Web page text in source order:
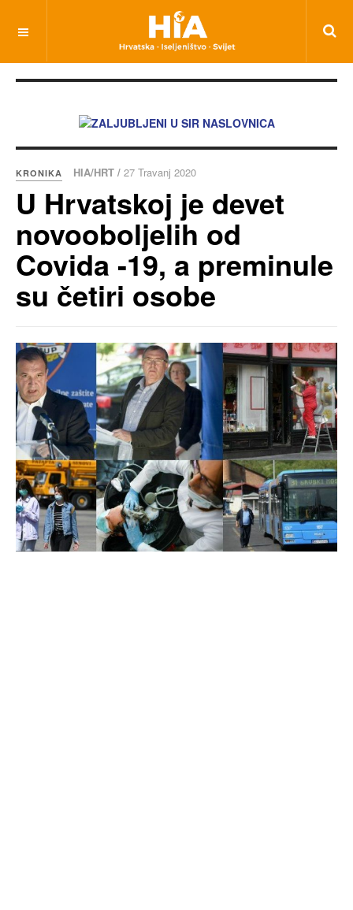
KRONIKA HIA/HRT / 27 Travanj 2020
U Hrvatskoj je devet
novooboljelih od
Covida -19, a preminule
su četiri osobe